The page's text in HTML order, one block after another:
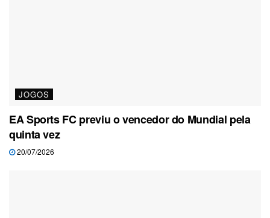
JOGOS
EA Sports FC previu o vencedor do Mundial pela
quinta vez
20/07/2026